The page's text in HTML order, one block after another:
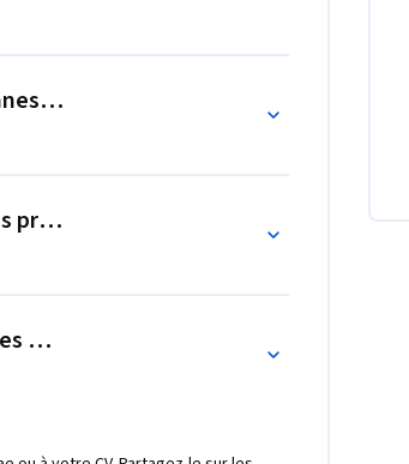
pratiques
et bonnes pratiques